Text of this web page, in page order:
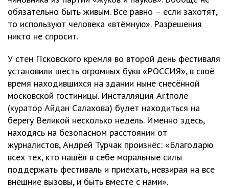
обязательно быть живым. Всё равно – если захотят,
то используют человека «втёмную». Разрешения
никто не спросит.
У стен Псковского кремля во второй день фестиваля
установили шесть огромных букв «РОССИЯ», в своё
время находившихся на здании ныне снесённой
московской гостиницы. Инсталляция Artполе
(куратор Айдан Салахова) будет находиться на
берегу Великой несколько недель. Именно здесь,
находясь на безопасном расстоянии от
журналистов, Андрей Турчак произнёс: «Благодарю
всех тех, кто нашёл в себе моральные силы
поддержать фестиваль и приехать, невзирая на все
внешние вызовы, и быть вместе с нами».